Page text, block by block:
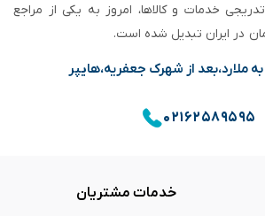
خدمات و کالاها، امروز به یکی از مراجع
در ایران تبدیل شده است.
ملارد،بعد از شهرک جعفریه،هایپر
۰۲۱۶۲۵۸۹۵۹۵
خدمات مشتریان